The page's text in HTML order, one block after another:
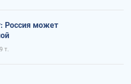
Россия может
т.